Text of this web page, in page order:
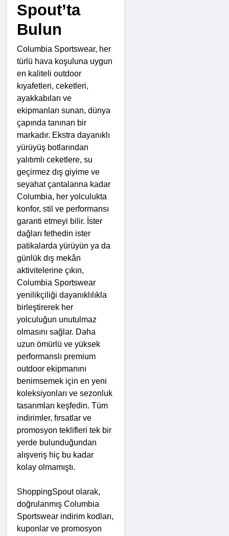
Spout’ta
Bulun
Columbia Sportswear, her
türlü hava koşuluna uygun
en kaliteli outdoor
kıyafetleri, ceketleri,
ayakkabıları ve
ekipmanları sunan, dünya
çapında tanınan bir
markadır. Ekstra dayanıklı
yürüyüş botlarından
yalıtımlı ceketlere, su
geçirmez dış giyime ve
seyahat çantalarına kadar
Columbia, her yolculukta
konfor, stil ve performansı
garanti etmeyi bilir. İster
dağları fethedin ister
patikalarda yürüyün ya da
günlük dış mekân
aktivitelerine çıkın,
Columbia Sportswear
yenilikçiliği dayanıklılıkla
birleştirerek her
yolculuğun unutulmaz
olmasını sağlar. Daha
uzun ömürlü ve yüksek
performanslı premium
outdoor ekipmanını
benimsemek için en yeni
koleksiyonları ve sezonluk
tasarımları keşfedin. Tüm
indirimler, fırsatlar ve
promosyon teklifleri tek bir
yerde bulunduğundan
alışveriş hiç bu kadar
kolay olmamıştı.
ShoppingSpout olarak,
doğrulanmış Columbia
Sportswear indirim kodları,
kuponlar ve promosyon